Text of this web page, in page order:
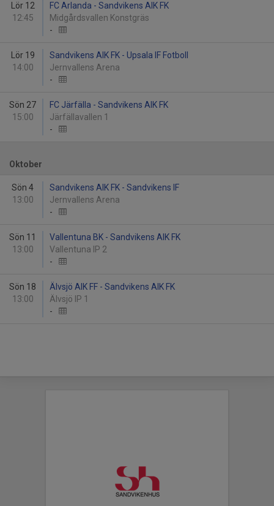
Lör 12
12:45
FC Arlanda - Sandvikens AIK FK
Midgårdsvallen Konstgräs
-
Lör 19
14:00
Sandvikens AIK FK - Upsala IF Fotboll
Jernvallens Arena
-
Sön 27
15:00
FC Järfälla - Sandvikens AIK FK
Järfällavallen 1
-
Oktober
Sön 4
13:00
Sandvikens AIK FK - Sandvikens IF
Jernvallens Arena
-
Sön 11
13:00
Vallentuna BK - Sandvikens AIK FK
Vallentuna IP 2
-
Sön 18
13:00
Älvsjö AIK FF - Sandvikens AIK FK
Älvsjö IP 1
-